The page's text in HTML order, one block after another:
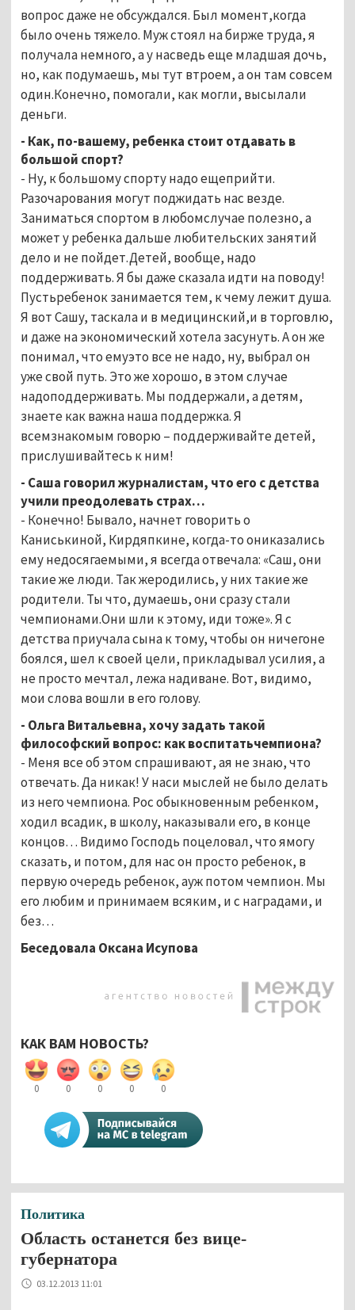
вопрос даже не обсуждался. Был момент,когда
было очень тяжело. Муж стоял на бирже труда, я
получала немного, а у насведь еще младшая дочь,
но, как подумаешь, мы тут втроем, а он там совсем
один.Конечно, помогали, как могли, высылали
деньги.
- Как, по-вашему, ребенка стоит отдавать в
большой спорт?
- Ну, к большому спорту надо ещеприйти.
Разочарования могут поджидать нас везде.
Заниматься спортом в любомслучае полезно, а
может у ребенка дальше любительских занятий
дело и не пойдет.Детей, вообще, надо
поддерживать. Я бы даже сказала идти на поводу!
Пустьребенок занимается тем, к чему лежит душа.
Я вот Сашу, таскала и в медицинский,и в торговлю,
и даже на экономический хотела засунуть. А он же
понимал, что емуэто все не надо, ну, выбрал он
уже свой путь. Это же хорошо, в этом случае
надоподдерживать. Мы поддержали, а детям,
знаете как важна наша поддержка. Я
всемзнакомым говорю – поддерживайте детей,
прислушивайтесь к ним!
- Саша говорил журналистам, что его с детства
учили преодолевать страх…
- Конечно! Бывало, начнет говорить о
Каниськиной, Кирдяпкине, когда-то ониказались
ему недосягаемыми, я всегда отвечала: «Саш, они
такие же люди. Так жеродились, у них такие же
родители. Ты что, думаешь, они сразу стали
чемпионами.Они шли к этому, иди тоже». Я с
детства приучала сына к тому, чтобы он ничегоне
боялся, шел к своей цели, прикладывал усилия, а
не просто мечтал, лежа надиване. Вот, видимо,
мои слова вошли в его голову.
- Ольга Витальевна, хочу задать такой
философский вопрос: как воспитатьчемпиона?
- Меня все об этом спрашивают, ая не знаю, что
отвечать.Да никак! У наси мыслей не было делать
из него чемпиона. Рос обыкновенным ребенком,
ходил всадик, в школу, наказывали его, в конце
концов… Видимо Господь поцеловал, что ямогу
сказать, и потом, для нас он просто ребенок, в
первую очередь ребенок, ауж потом чемпион. Мы
его любим и принимаем всяким, и с наградами, и
без…
Беседовала Оксана Исупова
КАК ВАМ НОВОСТЬ?
0 0 0 0 0
Политика
Область останется без вице-
губернатора
03.12.2013 11:01